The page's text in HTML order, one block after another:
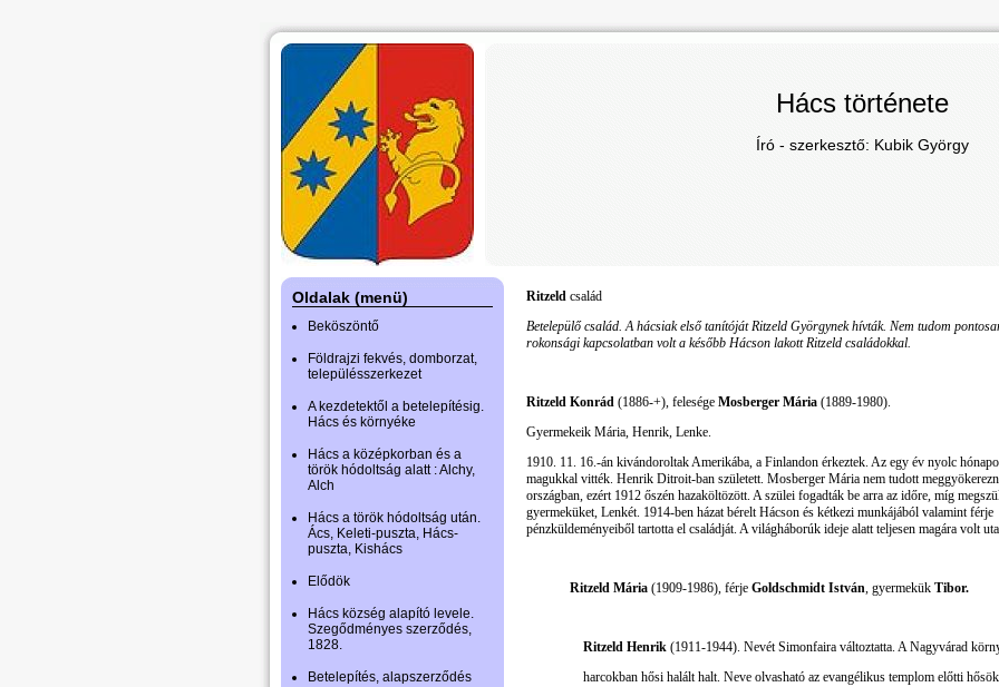
Hács története
Író - szerkesztő: Kubik György
Oldalak (menü)
Beköszöntő
Földrajzi fekvés, domborzat,
településszerkezet
A kezdetektől a betelepítésig.
Hács és környéke
Hács a középkorban és a
török hódoltság alatt : Alchy,
Alch
Hács a török hódoltság után.
Ács, Keleti-puszta, Hács-
puszta, Kishács
Elődök
Hács község alapító levele.
Szegődményes szerződés,
1828.
Betelepítés, alapszerződés
Ritzeld család
Betelepülő család. A hácsiak első tanítóját Ritzeld Györgynek hívták. Nem tudom
rokonsági kapcsolatban volt a később Hácson lakott Ritzeld családokkal.
Ritzeld Konrád (1886-+), felesége Mosberger Mária (1889-1980).
Gyermekeik Mária, Henrik, Lenke.
1910. 11. 16.-án kivándoroltak Amerikába, a Finlandon érkeztek. Az egy év nyolc
magukkal vitték. Henrik Ditroit-ban született. Mosberger Mária nem tudott
országban, ezért 1912 őszén hazaköltözött. A szülei fogadták be arra az időre, míg
gyermeküket, Lenkét. 1914-ben házat bérelt Hácson és kétkezi munkájából valamint férje
pénzküldeményeiből tartotta el családját. A világháborúk ideje alatt teljesen magára volt
Ritzeld Mária (1909-1986), férje Goldschmidt István, gyermekük Tibor.
Ritzeld Henrik (1911-1944). Nevét Simonfaira változtatta. A Nagyvárad
harcokban hősi halált halt. Neve olvasható az evangélikus templom előtti hősök